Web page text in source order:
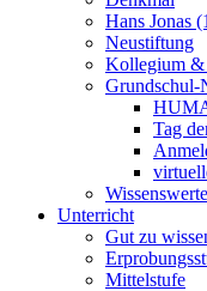
Hans Jonas
Neustiftung
Kollegium &
Grundschul-
Tag
Unterricht
Gut zu
Mittelstufe